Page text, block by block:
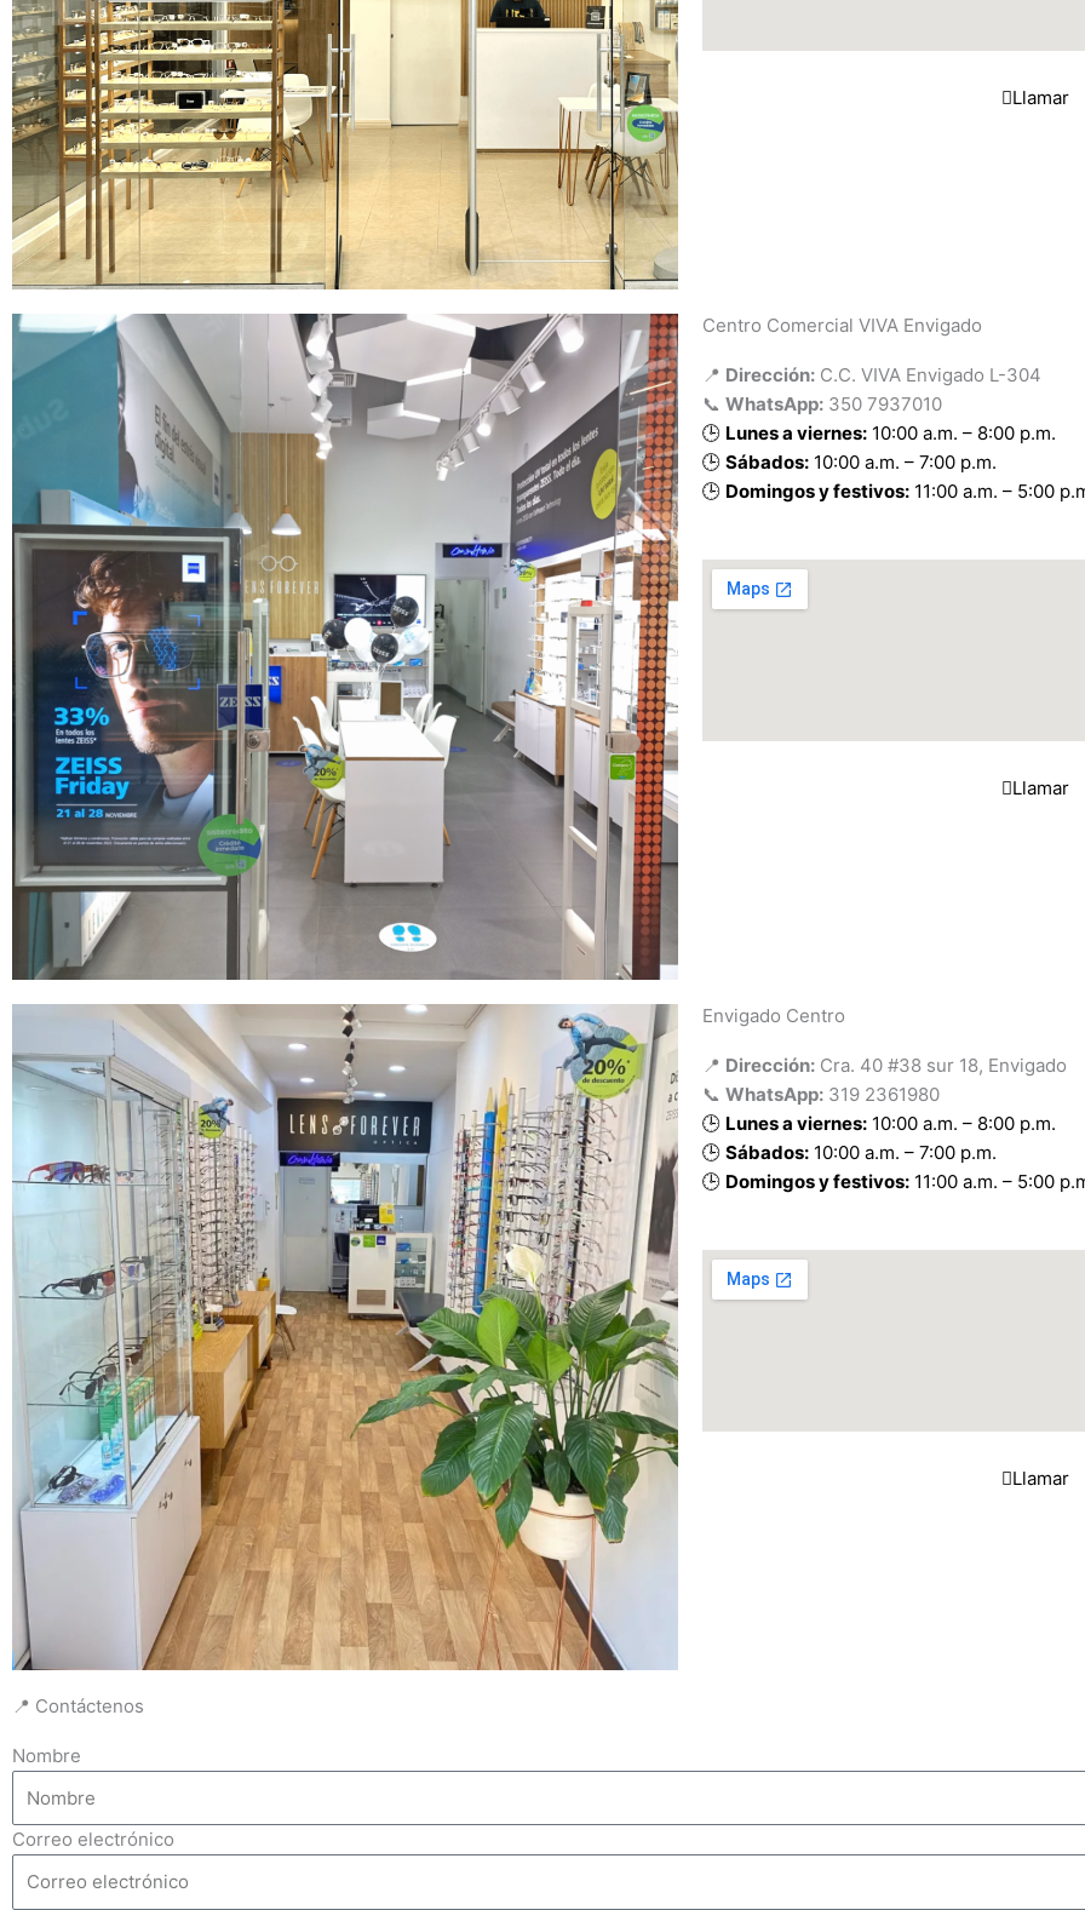
Llamar
Centro Comercial VIVA Envigado
📍 Dirección: C.C. VIVA Envigado L-304
📞 WhatsApp: 350 7937010
🕒 Lunes a viernes: 10:00 a.m. – 8:00 p.m.
🕒 Sábados: 10:00 a.m. – 7:00 p.m.
🕒 Domingos y festivos: 11:00 a.m. – 5:00
Llamar
Envigado Centro
📍 Dirección: Cra. 40 #38 sur 18, Envigado
📞 WhatsApp: 319 2361980
🕒 Lunes a viernes: 10:00 a.m. – 8:00 p.m.
🕒 Sábados: 10:00 a.m. – 7:00 p.m.
🕒 Domingos y festivos: 11:00 a.m. – 5:00
Llamar
📍 Contáctenos
Nombre
Correo electrónico